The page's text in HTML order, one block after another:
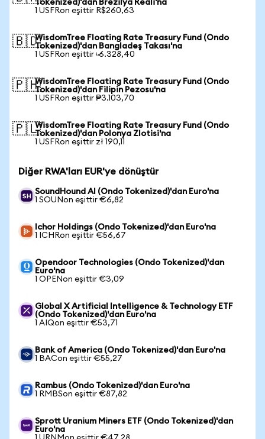
Tokenized)'dan Brezilya Reali'na
1 USFRon eşittir R$260,63
🇧🇩WisdomTree Floating Rate Treasury Fund (Ondo
Tokenized)'dan Bangladeş Takası'na
1 USFRon eşittir ৳6.328,40
🇵🇭WisdomTree Floating Rate Treasury Fund (Ondo
Tokenized)'dan Filipin Pezosu'na
1 USFRon eşittir ₱3.103,70
🇵🇱WisdomTree Floating Rate Treasury Fund (Ondo
Tokenized)'dan Polonya Zlotisi'na
1 USFRon eşittir zł 190,11
Diğer RWA'ları EUR'ye dönüştür
SoundHound AI (Ondo Tokenized)'dan Euro'na
1 SOUNon eşittir €6,82
Ichor Holdings (Ondo Tokenized)'dan Euro'na
1 ICHRon eşittir €56,67
Opendoor Technologies (Ondo Tokenized)'dan
Euro'na
1 OPENon eşittir €3,09
Global X Artificial Intelligence & Technology ETF
(Ondo Tokenized)'dan Euro'na
1 AIQon eşittir €53,71
Bank of America (Ondo Tokenized)'dan Euro'na
1 BACon eşittir €55,27
Rambus (Ondo Tokenized)'dan Euro'na
1 RMBSon eşittir €87,82
Sprott Uranium Miners ETF (Ondo Tokenized)'dan
Euro'na